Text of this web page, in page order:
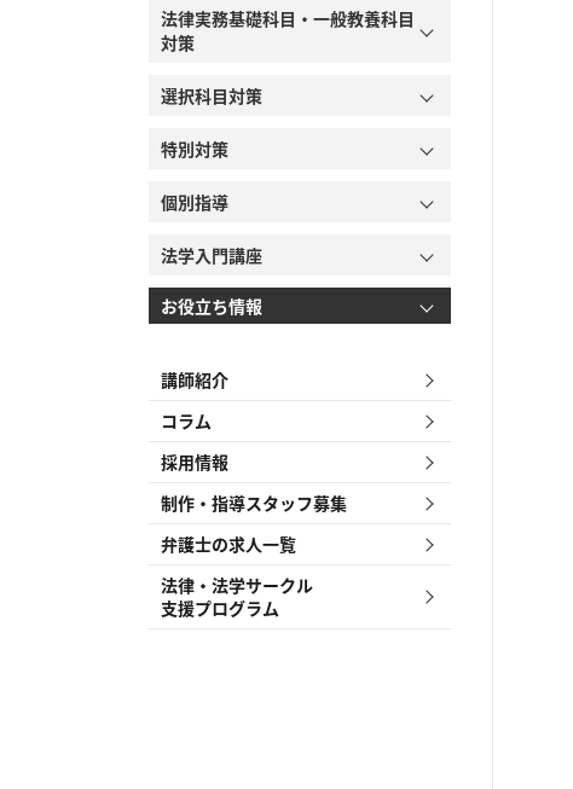
法律実務基礎科目・一般教養科目
対策
選択科目対策
特別対策
個別指導
法学入門講座
お役立ち情報
講師紹介
コラム
採用情報
制作・指導スタッフ募集
弁護士の求人一覧
法律・法学サークル
支援プログラム